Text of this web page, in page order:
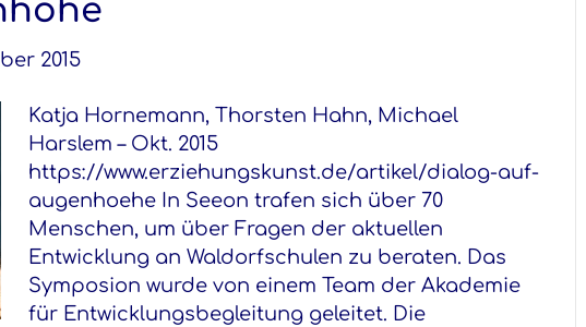
2015
Katja Hornemann, Thorsten Hahn, Michael
Harslem – Okt. 2015
https://www.erziehungskunst.de/artikel/dialog-auf-
augenhoehe In Seeon trafen sich über 70
Menschen, um über Fragen der aktuellen
Entwicklung an Waldorfschulen zu beraten. Das
Symposion wurde von einem Team der Akademie
für Entwicklungsbegleitung geleitet. Die